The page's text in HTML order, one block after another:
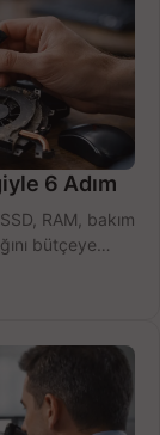
6 Adım
RAM, bakım
bütçeye